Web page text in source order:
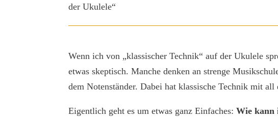
der Ukulele“
Wenn ich von „klassischer Technik“ auf der Ukulele
etwas skeptisch. Manche denken an strenge
dem Notenständer. Dabei hat klassische Technik mit
Eigentlich geht es um etwas ganz Einfaches:Wie kann